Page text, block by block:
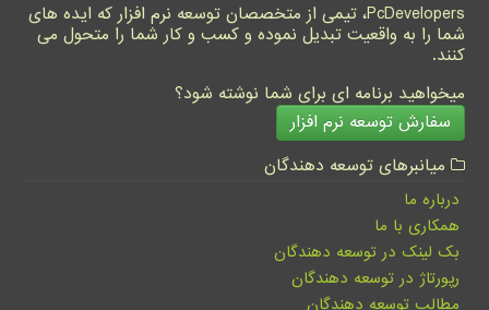
PcDevelopers، تیمی از متخصصان توسعه نرم افزار که ایده های
شما را به واقعیت تبدیل نموده و کسب و کار شما را متحول می
کنند.
میخواهید برنامه ای برای شما نوشته شود؟
سفارش توسعه نرم افزار
میانبرهای توسعه دهندگان
درباره ما
همکاری با ما
بک لینک در توسعه دهندگان
رپورتاژ در توسعه دهندگان
مطالب توسعه دهندگان